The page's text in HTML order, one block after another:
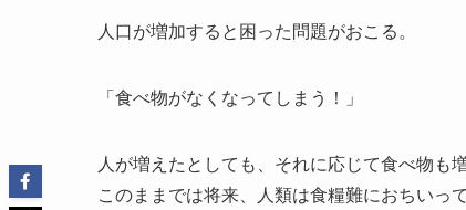
人口が増加すると困った問題がおこる。
「食べ物がなくなってしまう！」
人が増えたとしても、それに応じて食べ物も
このままでは将来、人類は食糧難におちいっ